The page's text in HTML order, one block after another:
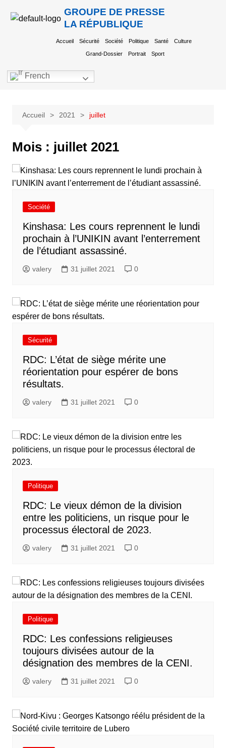
GROUPE DE PRESSE
LA RÉPUBLIQUE
Accueil Sécurité Société Politique Santé Culture
Grand-Dossier Portrait Sport
French
Accueil 2021 juillet
Mois : juillet 2021
Société
Kinshasa: Les cours reprennent le lundi
prochain à l’UNIKIN avant l’enterrement
de l’étudiant assassiné.
valery 31 juillet 2021 0
Sécurité
RDC: L’état de siège mérite une
réorientation pour espérer de bons
résultats.
valery 31 juillet 2021 0
Politique
RDC: Le vieux démon de la division
entre les politiciens, un risque pour le
processus électoral de 2023.
valery 31 juillet 2021 0
Politique
RDC: Les confessions religieuses
toujours divisées autour de la
désignation des membres de la CENI.
valery 31 juillet 2021 0